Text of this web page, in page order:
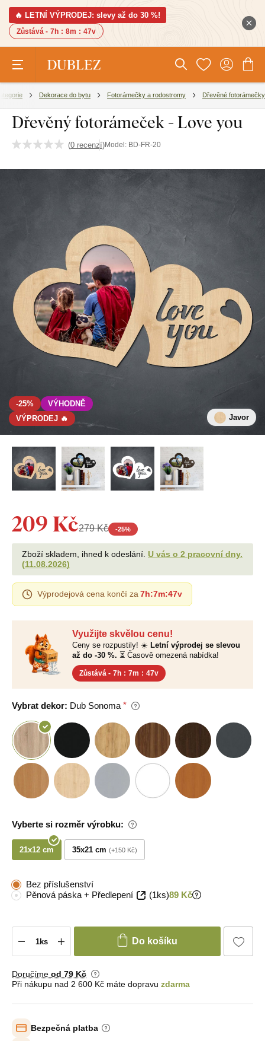
🔥 LETNÍ VÝPRODEJ: slevy až do 30 %!
Zůstává - 7h : 8m : 47v
Dekorace do bytu Fotorámečky a rodostromy Dřevěné fotorámečky
Dřevěný fotorámeček - Love you
(0 recenzí)Model: BD-FR-20
-25%
VÝHODNĚ
VÝPRODEJ 🔥
Javor
Využijte skvělou cenu!
Ceny se rozpustily! ☀️ Letní výprodej se slevou
až do -30 %. ⏳ Časově omezená nabídka!
Zůstává - 7h : 7m : 46v
Vybrat dekor: Dub Sonoma
Vyberte si rozměr výrobku:
21x12 cm 35x21 cm +150 Kč
209 Kč279 Kč -25%
Zboží skladem, ihned k odeslání. U vás o 2 pracovní dny.
(11.08.2026)
Výprodejová cena končí za 7h:7m:46v
Bez příslušenství
Pěnová páska + Předlepení
(1ks)89 Kč
Do košíku
Doručíme od 79 Kč
Při nákupu nad 2 600 Kč máte dopravu zdarma
Bezpečná platba